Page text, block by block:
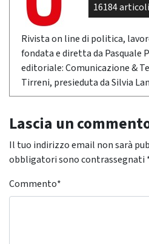
16184 articoli
Rivista on line di politica,
fondata e diretta da
editoriale: Comunicazione &
Tirreni, presieduta da Silvia
Lascia un
Il tuo indirizzo email non sarà
obbligatori sono contrassegnati
Commento*